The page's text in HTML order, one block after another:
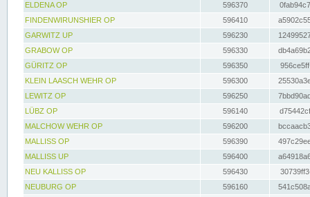
ELDENA OP
596370
FINDENWIRUNSHIER OP
596410
GARWITZ UP
596230
GRABOW OP
596330
GÜRITZ OP
596350
KLEIN LAASCH WEHR OP
596300
LEWITZ OP
596250
LÜBZ OP
596140
MALCHOW WEHR OP
596200
MALLISS OP
596390
MALLISS UP
596400
NEU KALLISS OP
596430
NEUBURG OP
596160